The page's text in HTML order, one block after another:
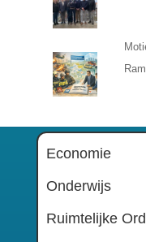
Economie
Onderwijs
Ruimtelijke